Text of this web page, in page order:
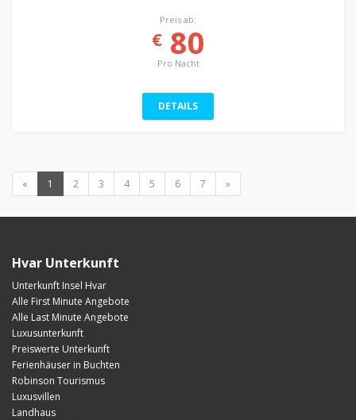
Preis ab:
€80
Pro Nacht
DETAILS
« 1 2 3 4 5 6 7 »
Hvar Unterkunft
Unterkunft Insel Hvar
Alle First Minute Angebote
Alle Last Minute Angebote
Luxusunterkunft
Preiswerte Unterkunft
Ferienhäuser in Buchten
Robinson Tourismus
Luxusvillen
Landhaus